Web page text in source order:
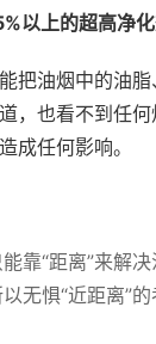
以上的超高净化
把油烟中的油
，也看不到任
成任何影响。
靠“距离”来解决
无惧“近距离”的